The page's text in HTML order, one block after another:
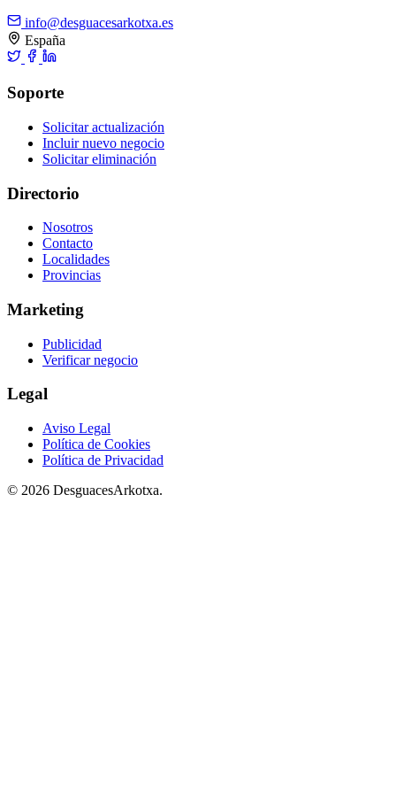
info@desguacesarkotxa.es
España
Soporte
Solicitar actualización
Incluir nuevo negocio
Solicitar eliminación
Directorio
Nosotros
Contacto
Localidades
Provincias
Marketing
Publicidad
Verificar negocio
Legal
Aviso Legal
Política de Cookies
Política de Privacidad
© 2026 DesguacesArkotxa.